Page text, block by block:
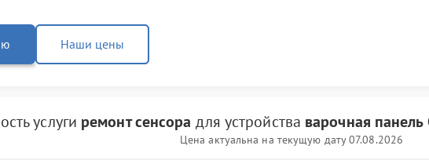
Наши цены
услуги ремонт сенсора для устройства варочная
Цена актуальна на текущую дату 07.08.2026